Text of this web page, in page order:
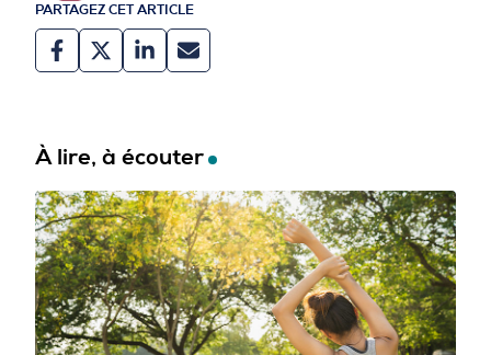
PARTAGEZ CET ARTICLE
À lire, à écouter